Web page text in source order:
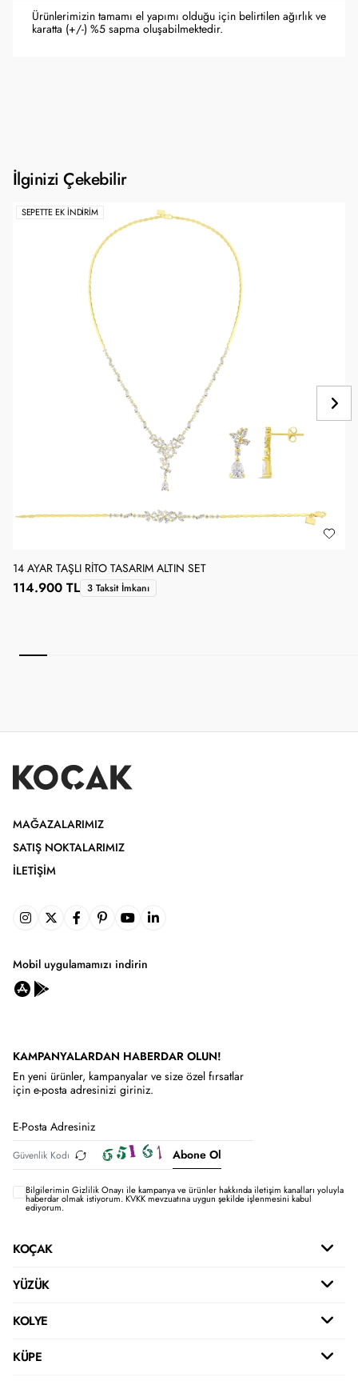
Ürünlerimizin tamamı el yapımı olduğu için belirtilen ağırlık ve
karatta (+/-) %5 sapma oluşabilmektedir.
İlginizi Çekebilir
SEPETTE EK İNDIRIM
14 AYAR TAŞLI RITO TASARIM ALTIN SET
114.900 TL 3 Taksit İmkanı
MAĞAZALARIMIZ
SATIŞ NOKTALARIMIZ
İLETIŞIM
Mobil uygulamamızı indirin
KAMPANYALARDAN HABERDAR OLUN!
En yeni ürünler, kampanyalar ve size özel fırsatlar
için e-posta adresinizi giriniz.
Abone Ol
Bilgilerimin Gizlilik Onayı ile kampanya ve ürünler hakkında iletişim kanalları yoluyla
haberdar olmak istiyorum.KVKK mevzuatına uygun şekilde işlenmesini kabul
ediyorum.
KOÇAK
YÜZÜK
KOLYE
KÜPE